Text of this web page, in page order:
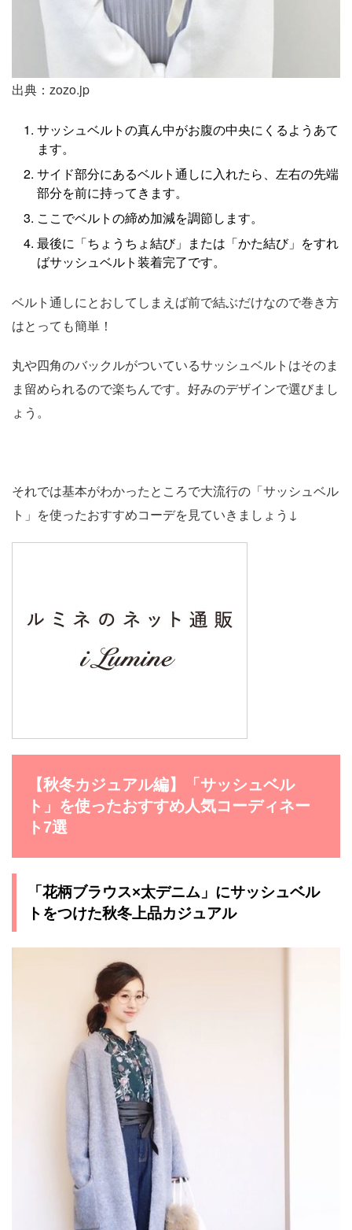
出典：zozo.jp
サッシュベルトの真ん中がお腹の中央にくるようあて
ます。
サイド部分にあるベルト通しに入れたら、左右の先端
部分を前に持ってきます。
ここでベルトの締め加減を調節します。
最後に「ちょうちょ結び」または「かた結び」をすれ
ばサッシュベルト装着完了です。
ベルト通しにとおしてしまえば前で結ぶだけなので巻き方
はとっても簡単！
丸や四角のバックルがついているサッシュベルトはそのま
ま留められるので楽ちんです。好みのデザインで選びまし
ょう。
それでは基本がわかったところで大流行の「サッシュベル
ト」を使ったおすすめコーデを見ていきましょう↓
【秋冬カジュアル編】「サッシュベル
ト」を使ったおすすめ人気コーディネー
ト7選
「花柄ブラウス×太デニム」にサッシュベル
トをつけた秋冬上品カジュアル